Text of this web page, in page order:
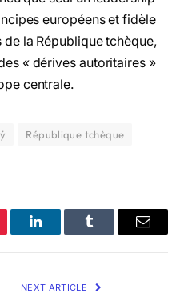
européens et fidèle
la République tchèque,
« dérives autoritaires »
centrale.
République tchèque
LinkedInTumblr Email
NEXT ARTICLE